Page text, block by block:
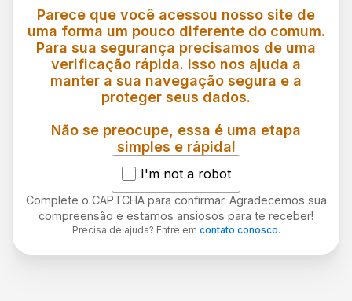
Parece que você acessou nosso site de
uma forma um pouco diferente do comum.
Para sua segurança precisamos de uma
verificação rápida. Isso nos ajuda a
manter a sua navegação segura e a
proteger seus dados.
Não se preocupe, essa é uma etapa
simples e rápida!
I'm not a robot
Complete o CAPTCHA para confirmar. Agradecemos sua
compreensão e estamos ansiosos para te receber!
Precisa de ajuda? Entre em contato conosco.